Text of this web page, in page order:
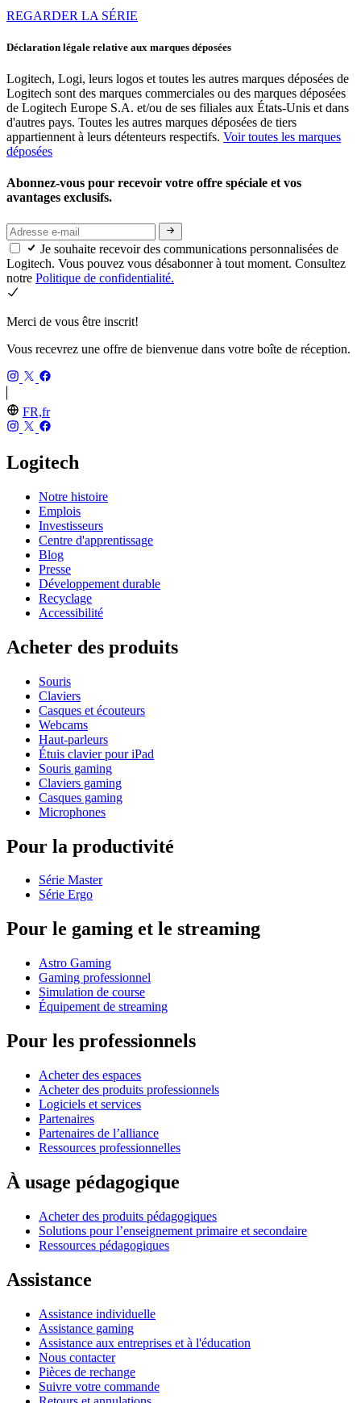
REGARDER LA SÉRIE
Déclaration légale relative aux marques déposées
Logitech, Logi, leurs logos et toutes les autres marques déposées de
Logitech sont des marques commerciales ou des marques déposées
de Logitech Europe S.A. et/ou de ses filiales aux États-Unis et dans
d'autres pays. Toutes les autres marques déposées de tiers
appartiennent à leurs détenteurs respectifs. Voir toutes les marques
déposées
Abonnez-vous pour recevoir votre offre spéciale et vos
avantages exclusifs.
Je souhaite recevoir des communications personnalisées de
Logitech. Vous pouvez vous désabonner à tout moment. Consultez
notre Politique de confidentialité.
Merci de vous être inscrit!
Vous recevrez une offre de bienvenue dans votre boîte de réception.
FR,fr
Logitech
Notre histoire
Emplois
Investisseurs
Centre d'apprentissage
Blog
Presse
Développement durable
Recyclage
Accessibilité
Acheter des produits
Souris
Claviers
Casques et écouteurs
Webcams
Haut-parleurs
Étuis clavier pour iPad
Souris gaming
Claviers gaming
Casques gaming
Microphones
Pour la productivité
Série Master
Série Ergo
Pour le gaming et le streaming
Astro Gaming
Gaming professionnel
Simulation de course
Équipement de streaming
Pour les professionnels
Acheter des espaces
Acheter des produits professionnels
Logiciels et services
Partenaires
Partenaires de l’alliance
Ressources professionnelles
À usage pédagogique
Acheter des produits pédagogiques
Solutions pour l’enseignement primaire et secondaire
Ressources pédagogiques
Assistance
Assistance individuelle
Assistance gaming
Assistance aux entreprises et à l'éducation
Nous contacter
Pièces de rechange
Suivre votre commande